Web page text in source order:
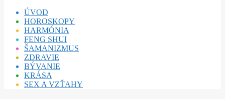
ÚVOD
HOROSKOPY
HARMÓNIA
FENG SHUI
ŠAMANIZMUS
ZDRAVIE
BÝVANIE
KRÁSA
SEX A VZŤAHY